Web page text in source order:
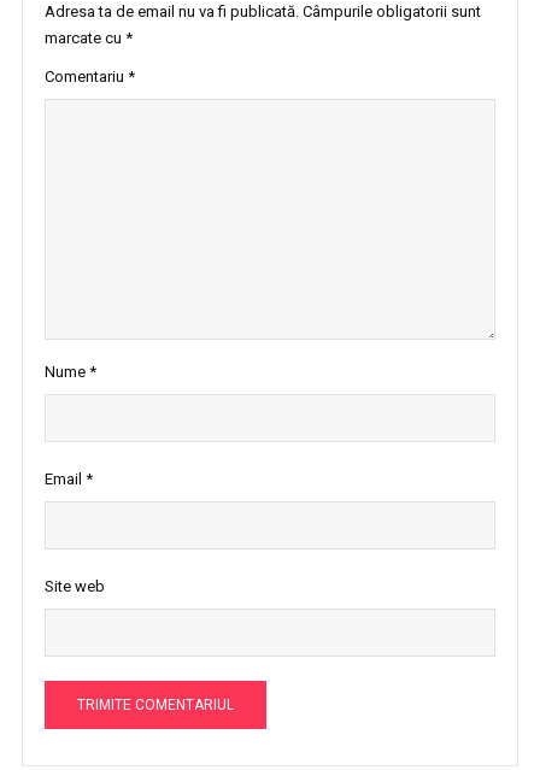
Adresa ta de email nu va fi publicată. Câmpurile obligatorii sunt
marcate cu *
Comentariu *
Nume *
Email *
Site web